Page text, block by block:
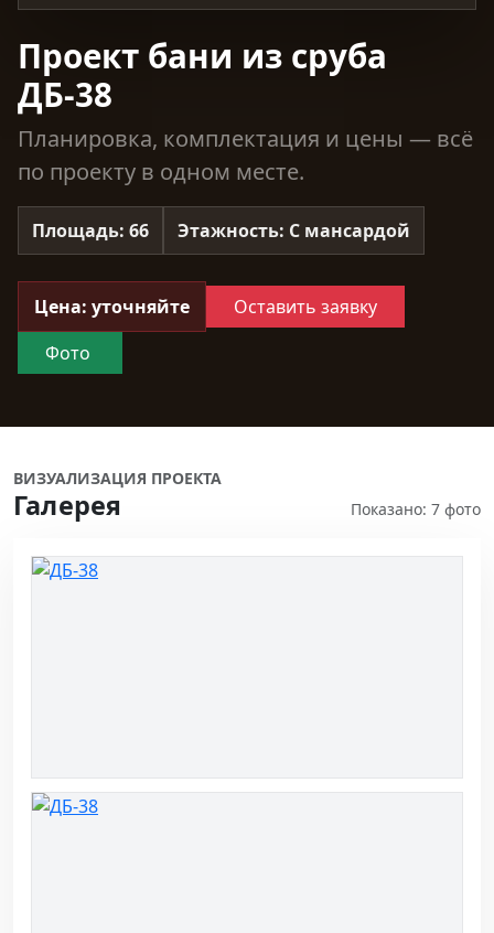
Проект бани из сруба
ДБ-38
Планировка, комплектация и цены — всё
по проекту в одном месте.
Площадь: 66 Этажность: С мансардой
Цена: уточняйте
Оставить заявку
Фото
ВИЗУАЛИЗАЦИЯ ПРОЕКТА
Галерея Показано: 7 фото